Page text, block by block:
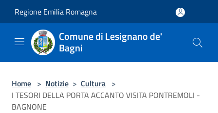
Regione Emilia Romagna
Comune di Lesignano de'
Bagni
Home > Notizie > Cultura >
I TESORI DELLA PORTA ACCANTO VISITA PONTREMOLI -
BAGNONE